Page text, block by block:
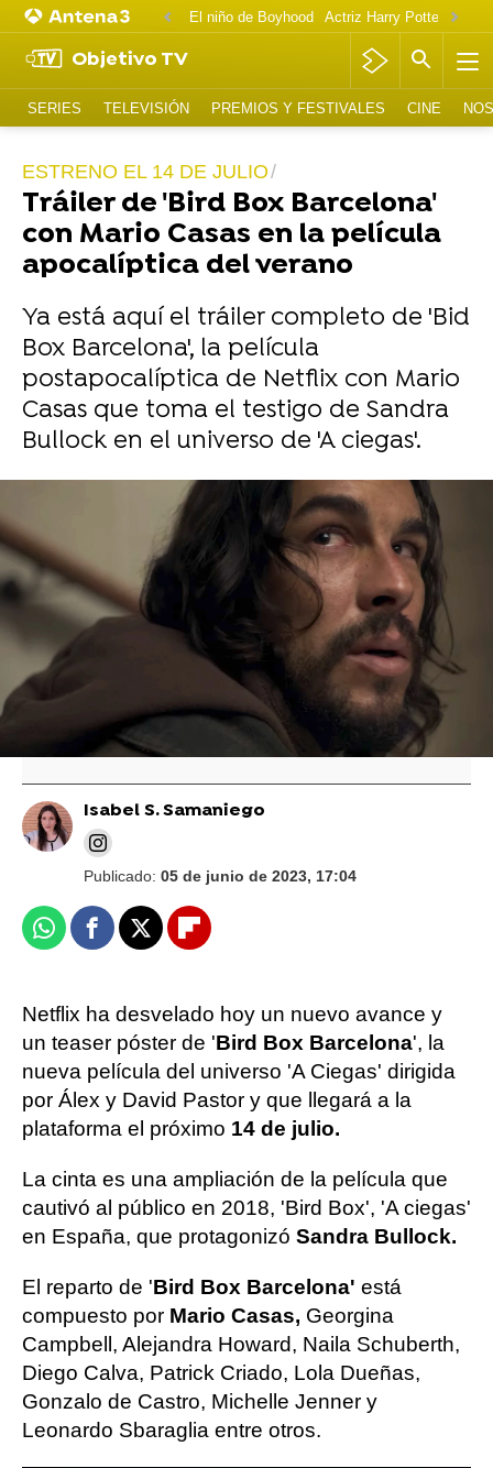
El niño de Boyhood Actriz Harry Potter
Objetivo TV
SERIES TELEVISIÓN PREMIOS Y FESTIVALES CINE
ESTRENO EL 14 DE JULIO
Tráiler de 'Bird Box Barcelona'
con Mario Casas en la película
apocalíptica del verano
Ya está aquí el tráiler completo de 'Bid
Box Barcelona', la película
postapocalíptica de Netflix con Mario
Casas que toma el testigo de Sandra
Bullock en el universo de 'A ciegas'.
Mario Casas coge el relevo a Sandra Bullock
y se convierte en nuestro Pedro Pascal en el
avance de la apocalíptica 'Bird Box Barcelona'
"Quien la sigue la consigue": Mario Casas
cuenta el sueño que ha conseguido cumplir
en el cine
Isabel S. Samaniego
Publicado: 05 de junio de 2023, 17:04
WhatsappFacebook
X Flipboard
Netflix ha desvelado hoy un nuevo avance y
un teaser póster de 'Bird Box Barcelona', la
nueva película del universo 'A Ciegas' dirigida
por Álex y David Pastor y que llegará a la
plataforma el próximo 14 de julio.
La cinta es una ampliación de la película que
cautivó al público en 2018, 'Bird Box', 'A ciegas'
en España, que protagonizó Sandra Bullock.
El reparto de 'Bird Box Barcelona' está
compuesto por Mario Casas, Georgina
Campbell, Alejandra Howard, Naila Schuberth,
Diego Calva, Patrick Criado, Lola Dueñas,
Gonzalo de Castro, Michelle Jenner y
Leonardo Sbaraglia entre otros.